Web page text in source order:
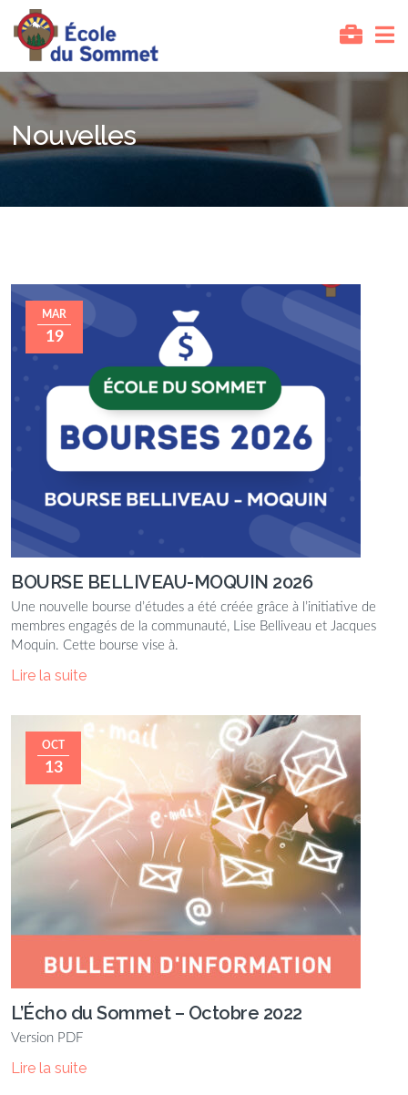
Nouvelles
MAR
19
BOURSE BELLIVEAU-MOQUIN 2026
Une nouvelle bourse d’études a été créée grâce à l’initiative de
membres engagés de la communauté, Lise Belliveau et Jacques
Moquin. Cette bourse vise à.
Lire la suite
OCT
13
L’Écho du Sommet – Octobre 2022
Version PDF
Lire la suite